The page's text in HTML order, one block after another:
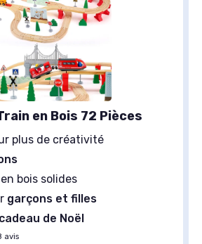
en Bois 72 Pièces
plus de créativité
bois solides
garçons et filles
cadeau de Noël
avis